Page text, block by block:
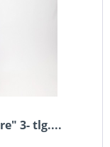
3- tlg....